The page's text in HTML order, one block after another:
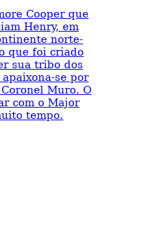
Cooper que
Henry, em
norte-
que foi criado
sua tribo dos
se por
Muro. O
com o Major
tempo.